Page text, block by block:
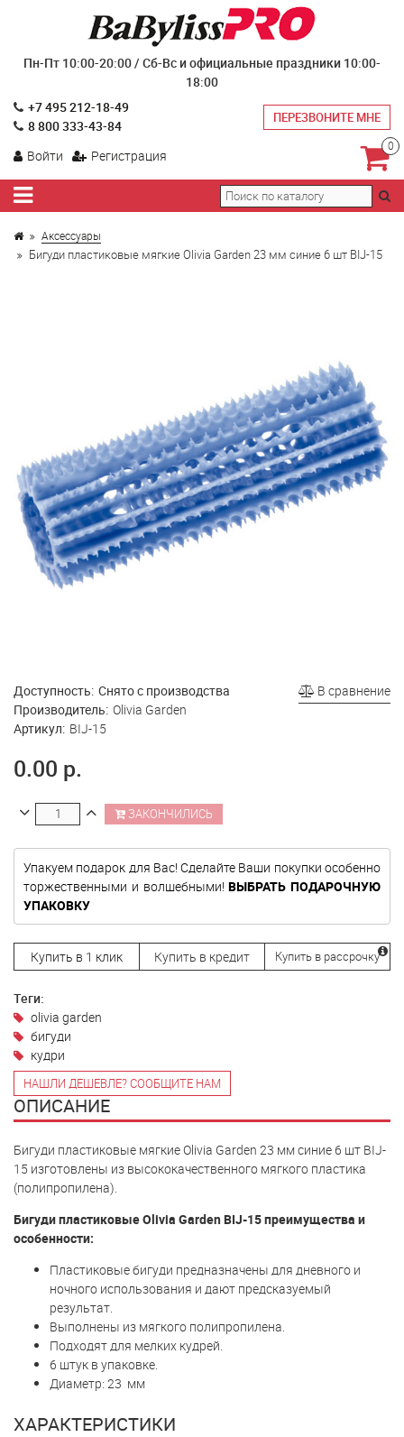
Пн-Пт 10:00-20:00 / Сб-Вс и официальные праздники 10:00-
18:00
+7 495 212-18-49
8 800 333-43-84
ПЕРЕЗВОНИТЕ МНЕ
Войти Регистрация
0
Аксессуары
Бигуди пластиковые мягкие Olivia Garden 23 мм синие 6 шт BIJ-15
В сравнение
Доступность: Снято с производства
Производитель: Olivia Garden
Артикул: BIJ-15
0.00 р.
ЗАКОНЧИЛИСЬ
Упакуем подарок для Вас! Сделайте Ваши покупки особенно
торжественными и волшебными!ВЫБРАТЬ ПОДАРОЧНУЮ
УПАКОВКУ
Купить в 1 клик Купить в кредит Купить в рассрочку
Теги:
olivia garden
бигуди
кудри
НАШЛИ ДЕШЕВЛЕ? СООБЩИТЕ НАМ
ОПИСАНИЕ
Бигуди пластиковые мягкие Olivia Garden 23 мм синие 6 шт BIJ-
15 изготовлены из высококачественного мягкого пластика
(полипропилена).
Бигуди пластиковые Olivia Garden BIJ-15 преимущества и
особенности:
Пластиковые бигуди предназначены для дневного и
ночного использования и дают предсказуемый
результат.
Выполнены из мягкого полипропилена.
Подходят для мелких кудрей.
6 штук в упаковке.
Диаметр: 23 мм
ХАРАКТЕРИСТИКИ